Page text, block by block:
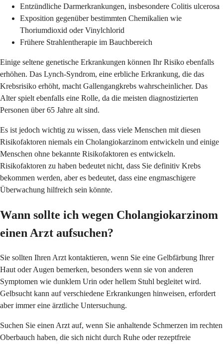
Entzündliche Darmerkrankungen, insbesondere Colitis ulcerosa
Exposition gegenüber bestimmten Chemikalien wie
Thoriumdioxid oder Vinylchlorid
Frühere Strahlentherapie im Bauchbereich
Einige seltene genetische Erkrankungen können Ihr Risiko ebenfalls
erhöhen. Das Lynch-Syndrom, eine erbliche Erkrankung, die das
Krebsrisiko erhöht, macht Gallengangkrebs wahrscheinlicher. Das
Alter spielt ebenfalls eine Rolle, da die meisten diagnostizierten
Personen über 65 Jahre alt sind.
Es ist jedoch wichtig zu wissen, dass viele Menschen mit diesen
Risikofaktoren niemals ein Cholangiokarzinom entwickeln und einige
Menschen ohne bekannte Risikofaktoren es entwickeln.
Risikofaktoren zu haben bedeutet nicht, dass Sie definitiv Krebs
bekommen werden, aber es bedeutet, dass eine engmaschigere
Überwachung hilfreich sein könnte.
Wann sollte ich wegen Cholangiokarzinom
einen Arzt aufsuchen?
Sie sollten Ihren Arzt kontaktieren, wenn Sie eine Gelbfärbung Ihrer
Haut oder Augen bemerken, besonders wenn sie von anderen
Symptomen wie dunklem Urin oder hellem Stuhl begleitet wird.
Gelbsucht kann auf verschiedene Erkrankungen hinweisen, erfordert
aber immer eine ärztliche Untersuchung.
Suchen Sie einen Arzt auf, wenn Sie anhaltende Schmerzen im rechten
Oberbauch haben, die sich nicht durch Ruhe oder rezeptfreie